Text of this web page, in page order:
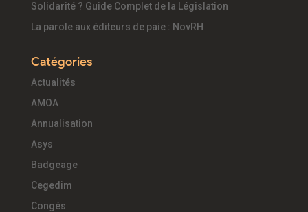
Solidarité ? Guide Complet de la Législation
La parole aux éditeurs de paie : NovRH
Catégories
Actualités
AMOA
Annualisation
Asys
Badgeage
Cegedim
Congés